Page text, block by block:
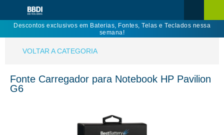
Descontos exclusivos em Baterias, Fontes, Telas e Teclados nessa
semana!
VOLTAR A CATEGORIA
Fonte Carregador para Notebook HP Pavilion
G6